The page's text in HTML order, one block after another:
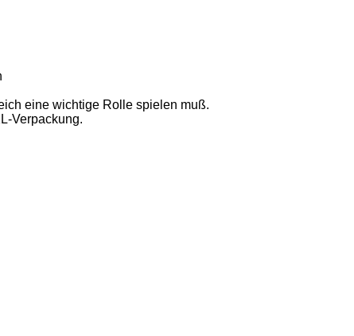
eine wichtige Rolle spielen muß.
Verpackung.